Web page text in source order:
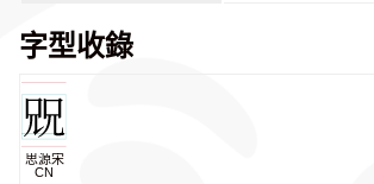
字型收錄
思源宋
CN